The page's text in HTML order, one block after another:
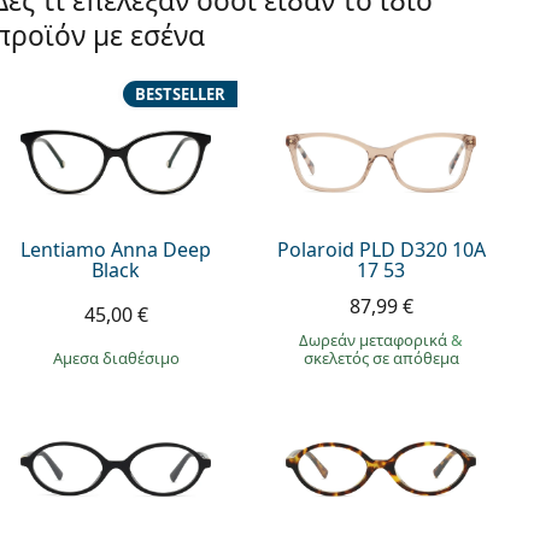
με εσένα
Lentiamo Anna Deep
Black
BESTSELLER
45,00 €
άμεσα διαθέσιμο
Polaroid PLD D320 10A
17 53
87,99 €
Δωρεάν μεταφορικά&
σκελετός σε απόθεμα